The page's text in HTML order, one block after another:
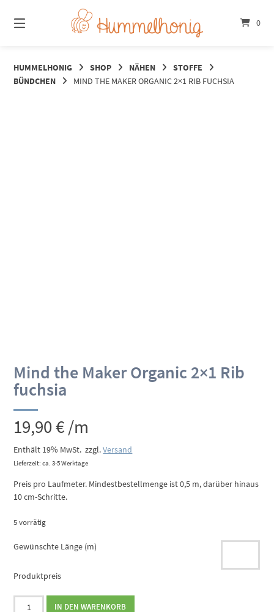
zum
Inhalt
0
HUMMELHONIG SHOP NÄHEN
STOFFE
BÜNDCHEN
MIND THE MAKER ORGANIC 2×1 RIB FUCHSIA
Mind the Maker Organic 2×1 Rib
fuchsia
19,90€/m
Enthält 19% MwSt. zzgl.Versand
Lieferzeit: ca. 3-5 Werktage
Preis pro Laufmeter. Mindestbestellmenge ist 0,5 m, darüber hinaus
10 cm-Schritte.
5 vorrätig
Gewünschte Länge (m)
Produktpreis
Mind
IN DEN WARENKORB